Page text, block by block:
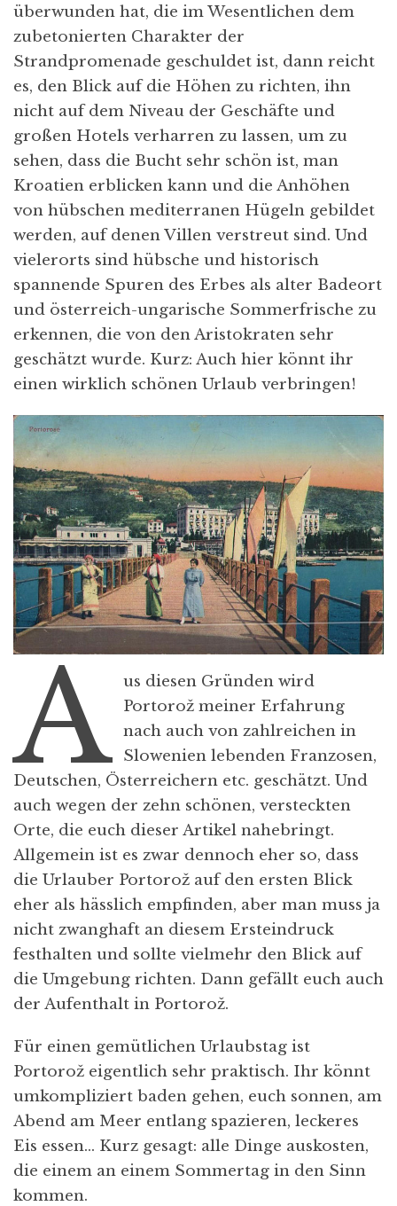
überwunden hat, die im Wesentlichen dem
zubetonierten Charakter der
Strandpromenade geschuldet ist, dann reicht
es, den Blick auf die Höhen zu richten, ihn
nicht auf dem Niveau der Geschäfte und
großen Hotels verharren zu lassen, um zu
sehen, dass die Bucht sehr schön ist, man
Kroatien erblicken kann und die Anhöhen
von hübschen mediterranen Hügeln gebildet
werden, auf denen Villen verstreut sind. Und
vielerorts sind hübsche und historisch
spannende Spuren des Erbes als alter Badeort
und österreich-ungarische Sommerfrische zu
erkennen, die von den Aristokraten sehr
geschätzt wurde. Kurz: Auch hier könnt ihr
einen wirklich schönen Urlaub verbringen!
A
us diesen Gründen wird
Portorož meiner Erfahrung
nach auch von zahlreichen in
Slowenien lebenden Franzosen,
Deutschen, Österreichern etc. geschätzt. Und
auch wegen der zehn schönen, versteckten
Orte, die euch dieser Artikel nahebringt.
Allgemein ist es zwar dennoch eher so, dass
die Urlauber Portorož auf den ersten Blick
eher als hässlich empfinden, aber man muss ja
nicht zwanghaft an diesem Ersteindruck
festhalten und sollte vielmehr den Blick auf
die Umgebung richten. Dann gefällt euch auch
der Aufenthalt in Portorož.
Für einen gemütlichen Urlaubstag ist
Portorož eigentlich sehr praktisch. Ihr könnt
umkompliziert baden gehen, euch sonnen, am
Abend am Meer entlang spazieren, leckeres
Eis essen… Kurz gesagt: alle Dinge auskosten,
die einem an einem Sommertag in den Sinn
kommen.